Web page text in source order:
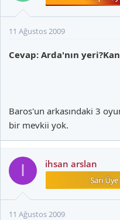
11 Ağustos 2009
Cevap: Arda'nın
Baros'un arkasındaki 3
bir mevkii yok.
I ihsan arslan
11 Ağustos 2009